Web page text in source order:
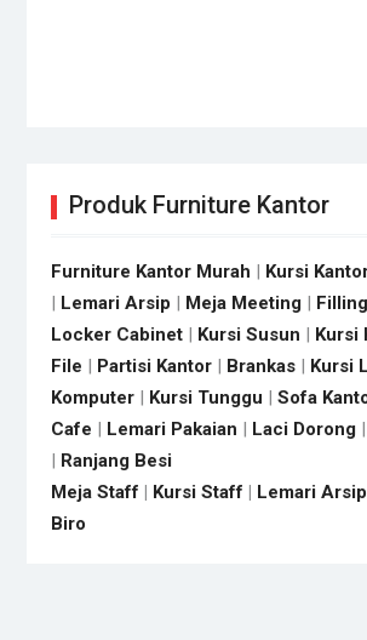
Produk Furniture Kantor
Furniture Kantor Murah | Kursi
| Lemari Arsip | Meja Meeting|
Locker Cabinet| Kursi Susun | Kursi
File | Partisi Kantor| Brankas| Kursi
Komputer| Kursi Tunggu | Sofa
Cafe | Lemari Pakaian | Laci Dorong|
| Ranjang Besi
Meja Staff | Kursi Staff | Lemari
Biro